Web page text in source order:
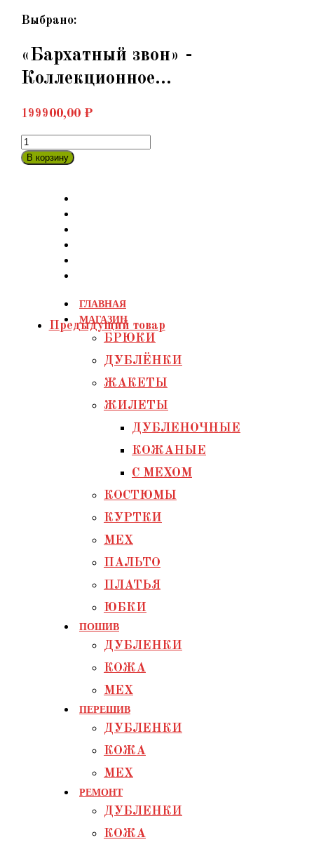
Перейти
содержимому
ГЛАВНАЯ
МАГАЗИН
БРЮКИ
ДУБЛЁНКИ
ЖАКЕТЫ
ЖИЛЕТЫ
ДУБЛЕНОЧНЫЕ
КОЖАНЫЕ
С МЕХОМ
КОСТЮМЫ
КУРТКИ
МЕХ
ПАЛЬТО
ПЛАТЬЯ
ЮБКИ
ПОШИВ
ДУБЛЕНКИ
КОЖА
МЕХ
ПЕРЕШИВ
ДУБЛЕНКИ
КОЖА
МЕХ
РЕМОНТ
ДУБЛЕНКИ
КОЖА
Выбрано:
«Бархатный звон» -
Коллекционное…
199900,00 ₽
Количество
товара
Коллекционное
бархата
«чешуйками»
В корзину
Предыдущий товар